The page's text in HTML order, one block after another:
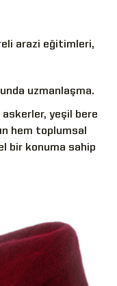
arazi eğitimleri,
uzmanlaşma.
yeşil bere
hem toplumsal
bir konuma sahip